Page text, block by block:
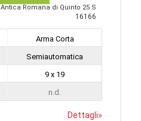
Antica Romana di Quinto 25 S
16166
Arma Corta
Semiautomatica
9 x 19
n.d.
Dettagli»